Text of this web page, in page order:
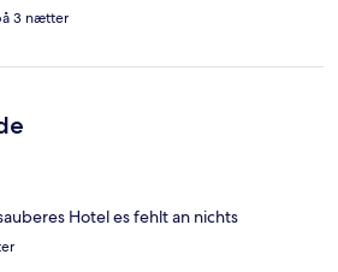
3 nætter
Hotel es fehlt an nichts